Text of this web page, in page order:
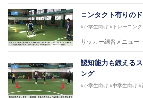
【資格】
JFA公認A級コーチジェネラル
ットサルB級コーチライセンス
横山 哲久
ASV ペスカドーラ町田 監督
【資格】
日本サッカー協会公認B級ラ
協会公認フットサルB級ライセ
コンタクト有りの
#小学生向け #トレーニング
サッカー練習メニュー
認知能力も鍛える
ング
#小学生向け #中学生向け #